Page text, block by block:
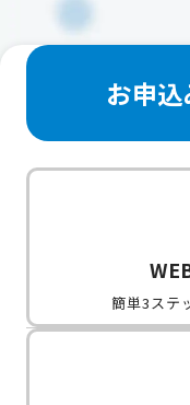
お申
簡単3ステ